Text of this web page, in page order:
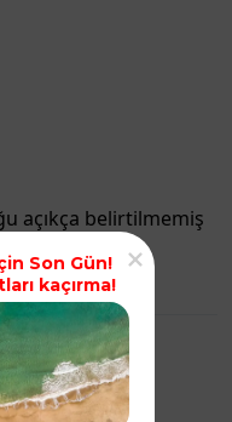
açıkça belirtilmemiş
Son Gün!
kaçırma!